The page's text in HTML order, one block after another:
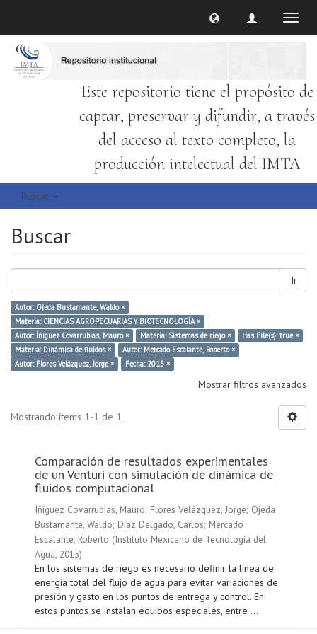
Este repositorio tiene el propósito de
captar, preservar y difundir, a través
del acceso al texto completo, la
producción intelectual del IMTA
Buscar
Buscar
Ir
Autor: Ojeda Bustamante, Waldo ×
Materia: CIENCIAS AGROPECUARIAS Y BIOTECNOLOGÍA ×
Autor: Íñiguez Covarrubias, Mauro ×
Materia: Sistemas de riego ×
Has File(s): true ×
Materia: Dinámica de fluidos ×
Autor: Mercado Escalante, Roberto ×
Autor: Flores Velázquez, Jorge ×
Fecha: 2015 ×
Mostrar filtros avanzados
Mostrando ítems 1-1 de 1
Comparación de resultados experimentales
de un Venturi con simulación de dinámica de
fluidos computacional
Íñiguez Covarrubias, Mauro; Flores Velázquez, Jorge; Ojeda
Bustamante, Waldo; Díaz Delgado, Carlos; Mercado
Escalante, Roberto (Instituto Mexicano de Tecnología del
Agua, 2015)
En los sistemas de riego es necesario definir la línea de
energía total del flujo de agua para evitar variaciones de
presión y gasto en los puntos de entrega y control. En
estos puntos se instalan equipos especiales, entre ...